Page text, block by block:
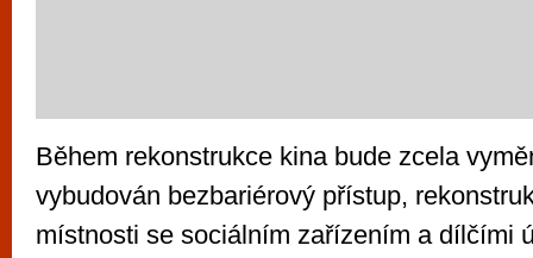
Během rekonstrukce kina bude zcela
vybudován bezbariérový přístup,
místnosti se sociálním zařízením a dílčími